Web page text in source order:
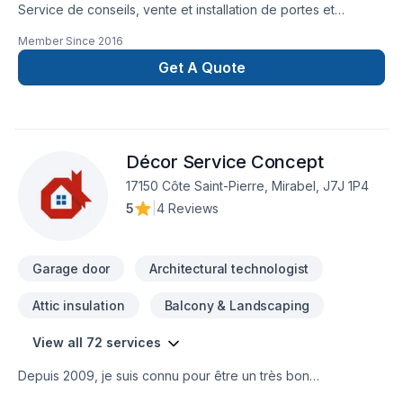
Service de conseils, vente et installation de portes et
chemin Avila à Piedmont avec une impressionnante salle de
montre. Service courtois et honnête.
Member Since 2016
Get A Quote
Décor Service Concept
17150 Côte Saint-Pierre, Mirabel, J7J 1P4
5
4 Reviews
Garage door Architectural technologist
Attic insulation Balcony & Landscaping
View all 72 services
Depuis 2009, je suis connu pour être un très bon